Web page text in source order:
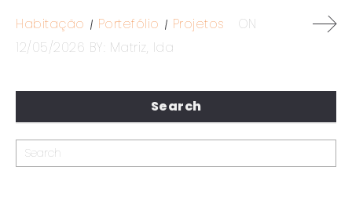
Habitação Portefólio Projetos
ON
12/05/2026 BY: Matriz, lda
Search